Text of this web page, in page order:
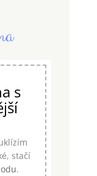
s
stačí
.